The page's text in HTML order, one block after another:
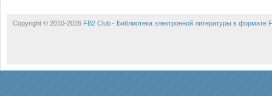
Copyright © 2010-2026 FB2 Club - Библиотека электронной литературы в формате